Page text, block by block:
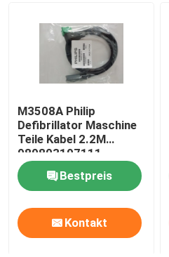
M3508A Philip
Defibrillator Maschine
Teile Kabel 2.2M
989803197111
Bestpreis
Kontakt